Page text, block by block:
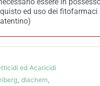
ed uso dei fitofarmaci
ed Acaricidi
, diachem,